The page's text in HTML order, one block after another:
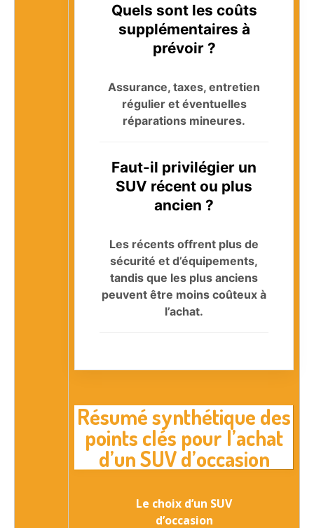
Quels sont les coûts
supplémentaires à
prévoir ?
Assurance, taxes, entretien
régulier et éventuelles
réparations mineures.
Faut-il privilégier un
SUV récent ou plus
ancien ?
Les récents offrent plus de
sécurité et d’équipements,
tandis que les plus anciens
peuvent être moins coûteux à
l’achat.
Résumé synthétique des
points clés pour l’achat
d’un SUV d’occasion
Le choix d’un SUV
d’occasion